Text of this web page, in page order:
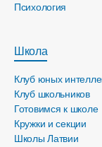
Психология
Школа
Клуб юных
Клуб школьников
Готовимся к школе
Кружки и секции
Школы Латвии